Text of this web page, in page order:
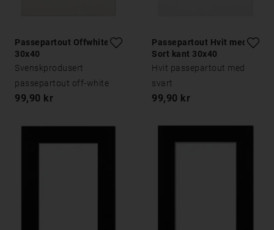
Passepartout Offwhite
30x40
Svenskprodusert
passepartout off-white
99,90 kr
Passepartout Hvit med
Sort kant 30x40
Hvit passepartout med
svart
99,90 kr